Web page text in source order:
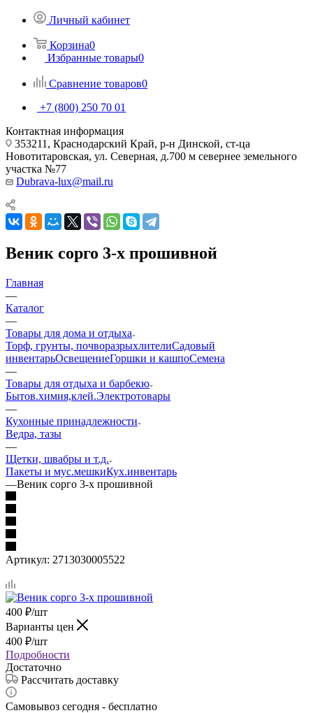
Личный кабинет
Корзина0
Избранные товары0
Сравнение товаров0
+7 (800) 250 70 01
Контактная информация
353211, Краснодарский Край, р-н Динской, ст-ца
Новотитаровская, ул. Северная, д.700 м севернее земельного
участка №77
Dubrava-lux@mail.ru
Веник сорго 3-х прошивной
Главная
—
Каталог
—
Товары для дома и отдыха
Торф, грунты, почворазрыхлителиСадовый
инвентарьОсвещениеГоршки и кашпоСемена
—
Товары для отдыха и барбекю
Бытов.химия,клей.Электротовары
—
Кухонные принадлежности
Ведра, тазы
—
Щетки, швабры и т.д.
Пакеты и мус.мешкиКух.инвентарь
—Веник сорго 3-х прошивной
Артикул: 2713030005522
400 ₽/шт
Варианты цен
400 ₽/шт
Подробности
Достаточно
Рассчитать доставку
Самовывоз сегодня - бесплатно